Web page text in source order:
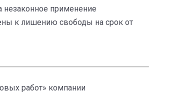
незаконное применение
к лишению свободы на срок от
работ» компании